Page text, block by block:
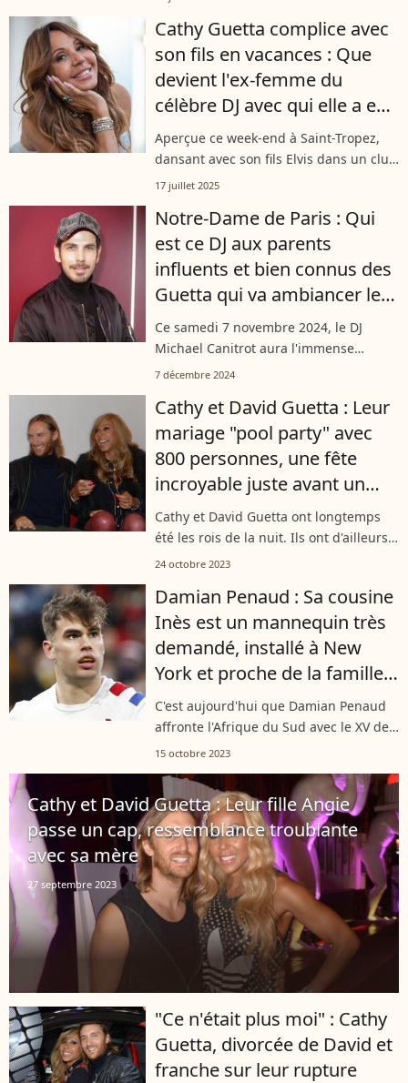
carrière commune. Dans un...
Cathy Guetta complice avec
son fils en vacances : Que
devient l'ex-femme du
célèbre DJ avec qui elle a eu
deux enfants ?
Aperçue ce week-end à Saint-Tropez,
dansant avec son fils Elvis dans un club
de plage, l’ex-compagne de David
et des paillettes, elle reste une...
17 juillet 2025
Notre-Dame de Paris : Qui
est ce DJ aux parents
influents et bien connus des
Guetta qui va ambiancer le
monument ?
Ce samedi 7 novembre 2024, le DJ
Michael Canitrot aura l'immense
privilège de pouvoir clore la cérémonie
Dame. S'il est méconnu du public
français,...
7 décembre 2024
Cathy et David Guetta : Leur
mariage "pool party" avec
800 personnes, une fête
incroyable juste avant un
drame
​​Cathy et David Guetta ont longtemps
été les rois de la nuit. Ils ont d'ailleurs
toujours cette étiquette et ce depuis
mariage, géante pool...
24 octobre 2023
Damian Penaud : Sa cousine
Inès est un mannequin très
demandé, installé à New
York et proche de la famille
Guetta
C'est aujourd'hui que Damian Penaud
affronte l'Afrique du Sud avec le XV de
France en quart de finale de la Coupe
certainement encouragé par sa...
15 octobre 2023
Cathy et David Guetta : Leur fille Angie
passe un cap, ressemblance troublante
avec sa mère
27 septembre 2023
"Ce n'était plus moi" : Cathy
Guetta, divorcée de David et
franche sur leur rupture